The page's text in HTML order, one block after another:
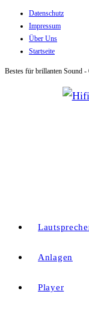
Zum
Inhalt
springen
Datenschutz
Impressum
Über Uns
Startseite
Bestes für brillanten Sound
Anlagen
Player